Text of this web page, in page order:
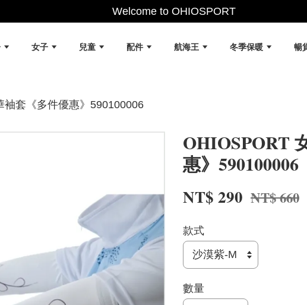
Welcome to OHIOSPORT
女子 兒童 配件 航海王 冬季保暖 暢
套《多件優惠》590100006
OHIOSPORT
惠》590100006
NT$ 290 NT$ 660
款式
數量